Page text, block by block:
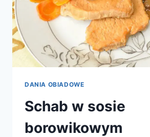
DANIA OBIADOWE
Schab w sosie
borowikowym